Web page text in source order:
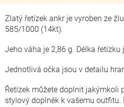
Zlatý řetízek ankr je vyroben ze
585/1000 (14kt).
Jeho váha je 2,86 g. Délka řetízku
Jednotlivá očka jsou v detailu
Řetízek můžete doplnit jakýmkoli
stylový doplněk k vašemu outfitu.